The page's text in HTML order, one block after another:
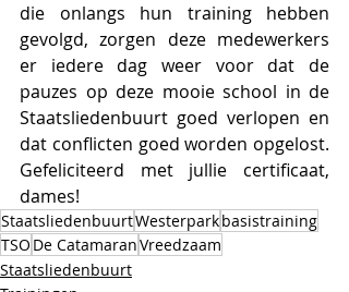
die onlangs hun training hebben
gevolgd, zorgen deze medewerkers
er iedere dag weer voor dat de
pauzes op deze mooie school in de
Staatsliedenbuurt goed verlopen en
dat conflicten goed worden opgelost.
Gefeliciteerd met jullie certificaat,
dames!
StaatsliedenbuurtWesterparkbasistraining
TSO De CatamaranVreedzaam
Staatsliedenbuurt